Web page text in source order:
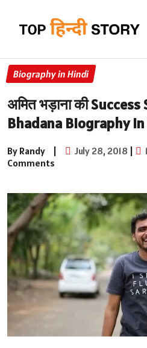
Biography in Hindi
अमित भड़ाना की
Bhadana Biography
By Randy | July 28, 2018 |
Comments